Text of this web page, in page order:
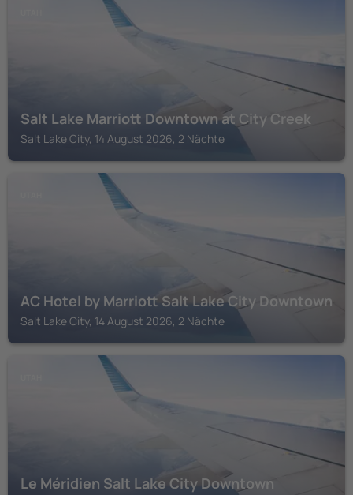
Salt Lake Marriott Downtown at City Creek
Salt Lake City, 14 August 2026, 2 Nächte
AC Hotel by Marriott Salt Lake City Downtown
Salt Lake City, 14 August 2026, 2 Nächte
Le Méridien Salt Lake City Downtown